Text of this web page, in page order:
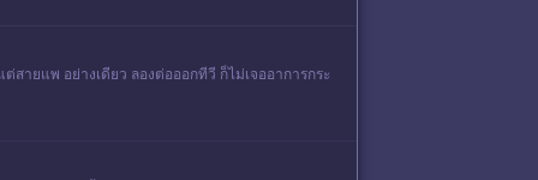
ายแพ อย่างเดียว ลองต่อออกทีวี ก็ไม่เจออาการกระ